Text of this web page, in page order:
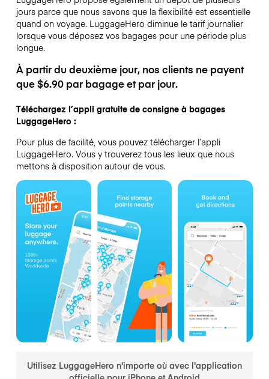
jours parce que nous savons que la flexibilité est essentielle
quand on voyage. LuggageHero diminue le tarif journalier
lorsque vous déposez vos bagages pour une période plus
longue.
À partir du deuxième jour, nos clients ne payent
que $6.90 par bagage et par jour.
Téléchargez l’appli gratuite de consigne à bagages
LuggageHero :
Pour plus de facilité, vous pouvez télécharger l’appli
LuggageHero. Vous y trouverez tous les lieux que nous
mettons à disposition autour de vous.
Utilisez LuggageHero n'importe où avec l'application